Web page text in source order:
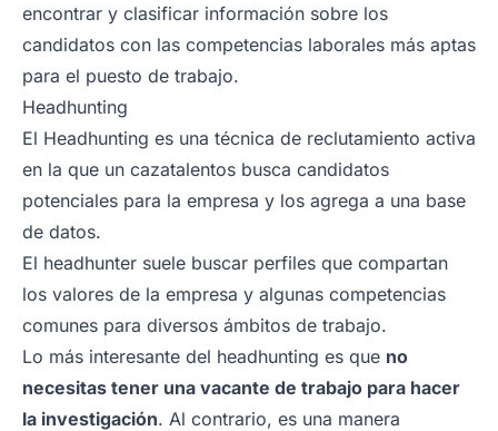
encontrar y clasificar información sobre los
candidatos con las competencias laborales más aptas
para el puesto de trabajo.
Headhunting
El Headhunting es una técnica de reclutamiento activa
en la que un cazatalentos busca candidatos
potenciales para la empresa y los agrega a una base
de datos.
El headhunter suele buscar perfiles que compartan
los valores de la empresa y algunas competencias
comunes para diversos ámbitos de trabajo.
Lo más interesante del headhunting es que no
necesitas tener una vacante de trabajo para hacer
la investigación. Al contrario, es una manera